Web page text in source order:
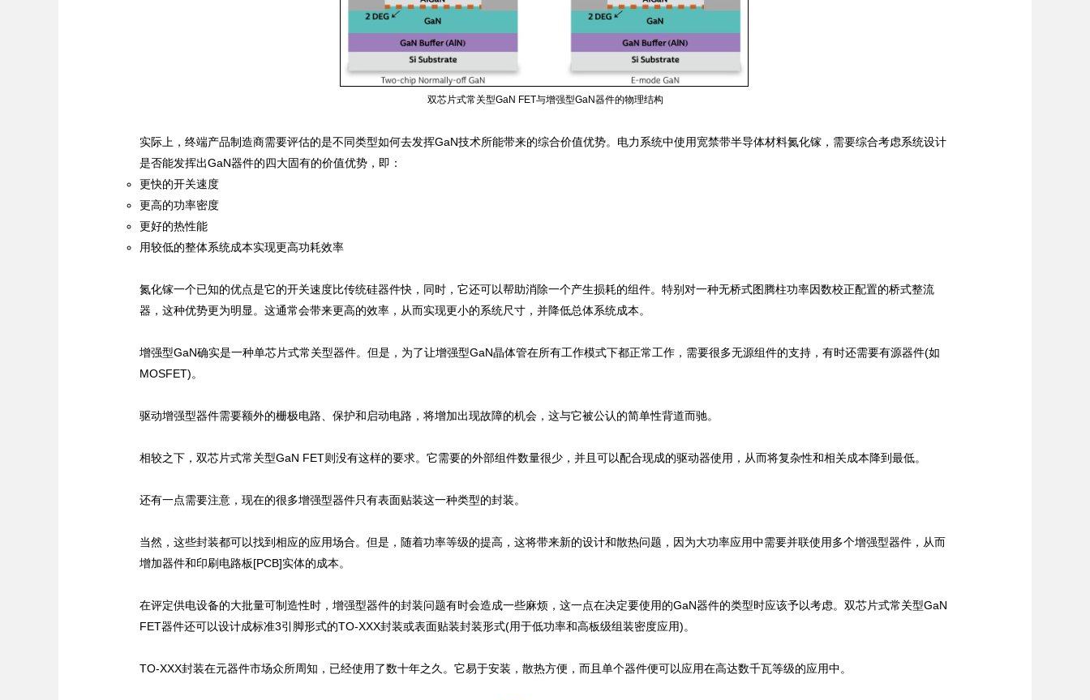
双芯片式常关型GaN FET与增强型GaN器件的物理结构
实际上，终端产品制造商需要评估的是不同类型如何去发挥GaN技术所能带来的综合价值优势。电力系统中使用宽禁带半导体材料氮化镓，需要综合考虑系统设计
是否能发挥出GaN器件的四大固有的价值优势，即：
更快的开关速度
更高的功率密度
更好的热性能
用较低的整体系统成本实现更高功耗效率
氮化镓一个已知的优点是它的开关速度比传统硅器件快，同时，它还可以帮助消除一个产生损耗的组件。特别对一种无桥式图腾柱功率因数校正配置的桥式整流
器，这种优势更为明显。这通常会带来更高的效率，从而实现更小的系统尺寸，并降低总体系统成本。
增强型GaN确实是一种单芯片式常关型器件。但是，为了让增强型GaN晶体管在所有工作模式下都正常工作，需要很多无源组件的支持，有时还需要有源器件(如
MOSFET)。
驱动增强型器件需要额外的栅极电路、保护和启动电路，将增加出现故障的机会，这与它被公认的简单性背道而驰。
相较之下，双芯片式常关型GaN FET则没有这样的要求。它需要的外部组件数量很少，并且可以配合现成的驱动器使用，从而将复杂性和相关成本降到最低。
还有一点需要注意，现在的很多增强型器件只有表面贴装这一种类型的封装。
当然，这些封装都可以找到相应的应用场合。但是，随着功率等级的提高，这将带来新的设计和散热问题，因为大功率应用中需要并联使用多个增强型器件，从而
增加器件和印刷电路板[PCB]实体的成本。
在评定供电设备的大批量可制造性时，增强型器件的封装问题有时会造成一些麻烦，这一点在决定要使用的GaN器件的类型时应该予以考虑。双芯片式常关型GaN
FET器件还可以设计成标准3引脚形式的TO-XXX封装或表面贴装封装形式(用于低功率和高板级组装密度应用)。
TO-XXX封装在元器件市场众所周知，已经使用了数十年之久。它易于安装，散热方便，而且单个器件便可以应用在高达数千瓦等级的应用中。